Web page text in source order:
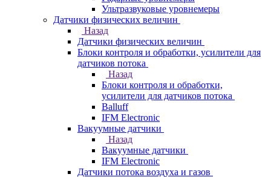
Ультразвуковые уровнемеры
Датчики физических величин
Назад
Датчики физических величин
Блоки контроля и обработки, усилители для
датчиков потока
Назад
Блоки контроля и обработки,
усилители для датчиков потока
Balluff
IFM Electronic
Вакуумные датчики
Назад
Вакуумные датчики
IFM Electronic
Датчики потока воздуха и газов